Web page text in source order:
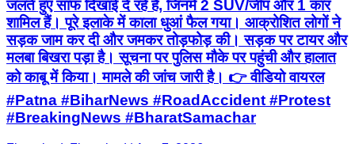
जलते हुए साफ दिखाई दे रहे हैं, जिनमें 2 SUV/जीप और 1 कार
शामिल हैं। पूरे इलाके में काला धुआं फैल गया। आक्रोशित लोगों ने
सड़क जाम कर दी और जमकर तोड़फोड़ की। सड़क पर टायर और
मलबा बिखरा पड़ा है। सूचना पर पुलिस मौके पर पहुंची और हालात
को काबू में किया। मामले की जांच जारी है। 👉 वीडियो वायरल
#Patna #BiharNews #RoadAccident #Protest
#BreakingNews #BharatSamachar